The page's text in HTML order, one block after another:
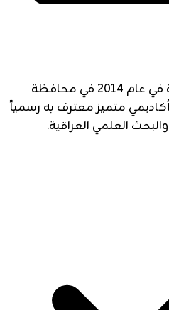
تأسست كلية الطف الجامعة في عام 2014 في محافظة
متميز معترف به رسمياً
العلمي العراقية.